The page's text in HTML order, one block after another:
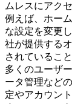
ムレスにアク
例えば、ホー
な設定を変更
社が提供する
されているこ
多くのユーザ
ータ管理など
定やアカウン